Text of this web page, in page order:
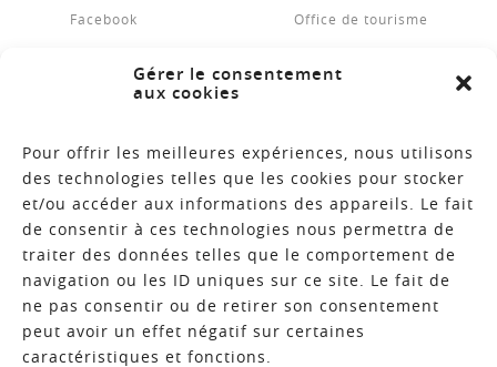
Gérer le consentement
aux cookies
Pour offrir les meilleures expériences, nous utilisons
des technologies telles que les cookies pour stocker
et/ou accéder aux informations des appareils. Le fait
de consentir à ces technologies nous permettra de
traiter des données telles que le comportement de
navigation ou les ID uniques sur ce site. Le fait de
ne pas consentir ou de retirer son consentement
peut avoir un effet négatif sur certaines
caractéristiques et fonctions.
Facebook Office de tourisme
BROCHURES
NEWSLETTER